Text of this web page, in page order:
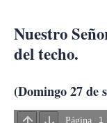
contenido
Nuestro
del techo.
(Domingo 27 de